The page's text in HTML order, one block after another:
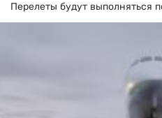
Перелеты будут выполняться